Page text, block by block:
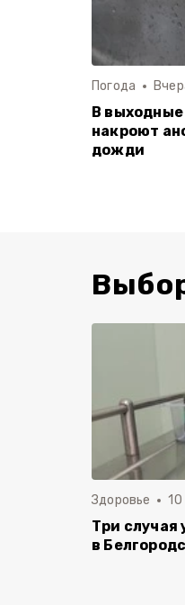
Погода
В выходные
накроют
дожди
Здоровье 10
Три случая
в